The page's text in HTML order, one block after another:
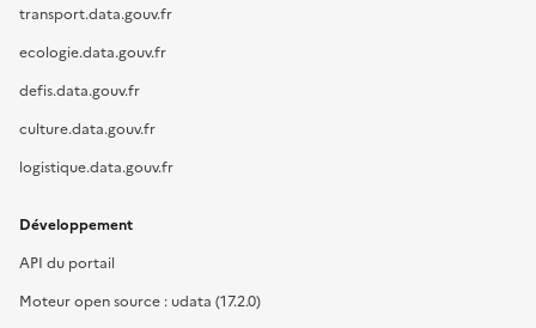
transport.data.gouv.fr
ecologie.data.gouv.fr
defis.data.gouv.fr
culture.data.gouv.fr
logistique.data.gouv.fr
Développement
API du portail
Moteur open source : udata (17.2.0)